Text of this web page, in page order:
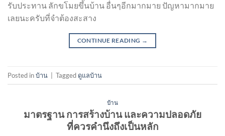
รับประทาน ลักขโมยขึ้นบ้าน อื่นๆอีกมากมาย ปัญหามากมาย
เลยนะครับที่จำต้องสะสาง
CONTINUE READING →
Posted inบ้าน Tagged ดูแลบ้าน
บ้าน
มาตรฐาน การสร้างบ้าน และความปลอดภัย
ที่ควรคำนึงถึงเป็นหลัก